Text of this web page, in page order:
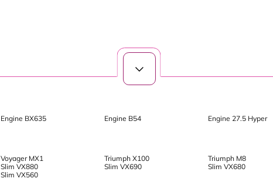
Engine BX635 Engine B54 Engine 27.5 Нyper
Voyager MX1 Triumph X100 Triumph M8
Slim VX880 Slim VX690 Slim VX680
Slim VX560